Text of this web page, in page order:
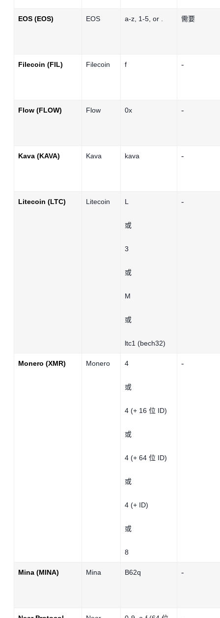
EOS (EOS) EOS a-z, 1-5, or . 需要
Filecoin (FIL) Filecoin f -
Flow (FLOW) Flow 0x -
Kava (KAVA) Kava kava -
Litecoin (LTC) Litecoin L
或
3
或
M
或
ltc1 (bech32)
-
Monero (XMR) Monero 4
或
4 (+ 16 位 ID)
或
4 (+ 64 位 ID)
或
4 (+ ID)
或
8
-
Mina (MINA) Mina B62q -